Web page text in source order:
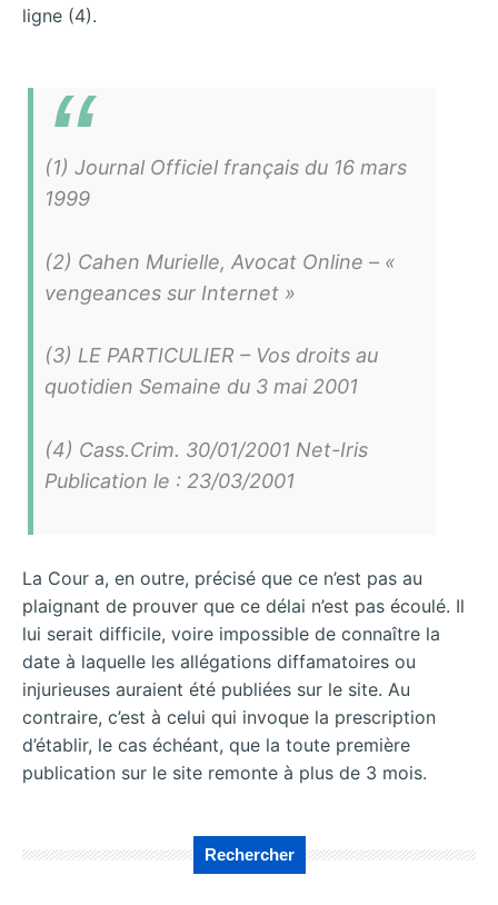
ligne (4).
(1) Journal Officiel français du 16 mars
1999
(2) Cahen Murielle, Avocat Online – «
vengeances sur Internet »
(3) LE PARTICULIER – Vos droits au
quotidien Semaine du 3 mai 2001
(4) Cass.Crim. 30/01/2001 Net-Iris
Publication le : 23/03/2001
La Cour a, en outre, précisé que ce n’est pas au
plaignant de prouver que ce délai n’est pas écoulé. Il
lui serait difficile, voire impossible de connaître la
date à laquelle les allégations diffamatoires ou
injurieuses auraient été publiées sur le site. Au
contraire, c’est à celui qui invoque la prescription
d’établir, le cas échéant, que la toute première
publication sur le site remonte à plus de 3 mois.
Rechercher